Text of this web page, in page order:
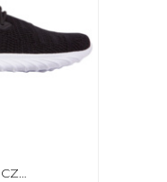
BUTY KAPPA CAPITOL CZARNO-BIAŁE 242961 1110